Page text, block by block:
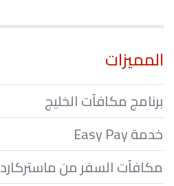
المميزات
برنامج مكافآت الخليج
خدمة Easy Pay
مكافآت السفر من ماستركارد